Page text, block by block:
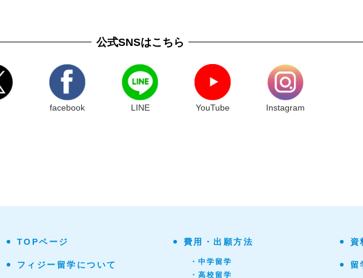
公式SNSはこちら
facebook LINE YouTube Instagram
TOPページ
フィジー留学について
費用・出願方法
・中学留学
・高校留学
資
留